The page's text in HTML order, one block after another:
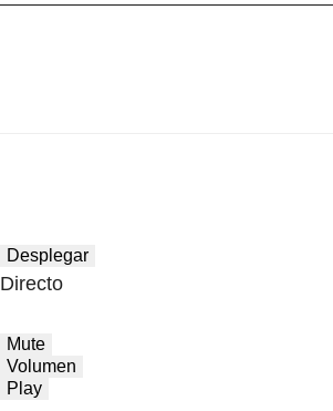
Desplegar
Directo
Mute
Volumen
Play